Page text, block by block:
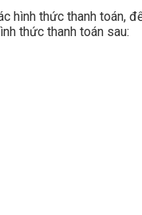
hình thức thanh toán,
thức thanh toán sau: